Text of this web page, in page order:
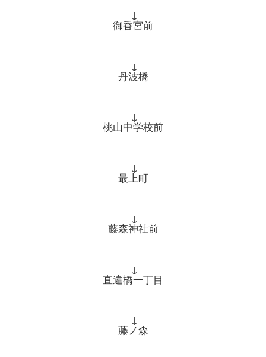
↓
御香宮前
↓
丹波橋
↓
桃山中学校前
↓
最上町
↓
藤森神社前
↓
直違橋一丁目
↓
藤ノ森